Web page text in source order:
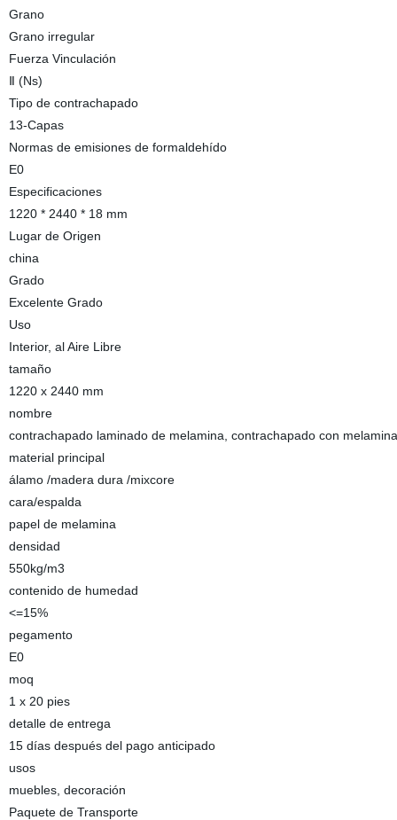
Grano
Grano irregular
Fuerza Vinculación
Ⅱ (Ns)
Tipo de contrachapado
13-Capas
Normas de emisiones de formaldehído
E0
Especificaciones
1220 * 2440 * 18 mm
Lugar de Origen
china
Grado
Excelente Grado
Uso
Interior, al Aire Libre
tamaño
1220 x 2440 mm
nombre
contrachapado laminado de melamina, contrachapado con melamina
material principal
álamo /madera dura /mixcore
cara/espalda
papel de melamina
densidad
550kg/m3
contenido de humedad
<=15%
pegamento
E0
moq
1 x 20 pies
detalle de entrega
15 días después del pago anticipado
usos
muebles, decoración
Paquete de Transporte